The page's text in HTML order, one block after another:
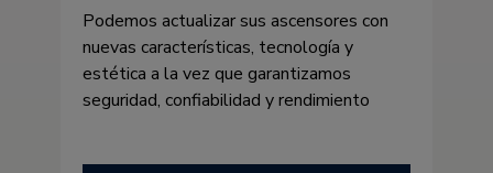
Podemos actualizar sus ascensores con
nuevas características, tecnología y
estética a la vez que garantizamos
seguridad, confiabilidad y rendimiento